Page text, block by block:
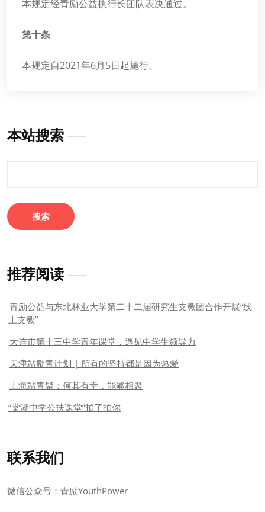
本规定经青励公益执行长团队表决通过。
第十条
本规定自2021年6月5日起施行。
本站搜索
推荐阅读
青励公益与东北林业大学第二十二届研究生支教团合作开展“线
上支教”
大连市第十三中学青年课堂，遇见中学生领导力
天津站励青计划 | 所有的坚持都是因为热爱
上海站青聚：何其有幸，能够相聚
“棠湖中学公扶课堂”拍了拍你
联系我们
微信公众号：青励YouthPower